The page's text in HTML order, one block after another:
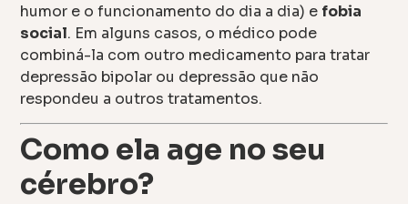
humor e o funcionamento do dia a dia) e fobia
social. Em alguns casos, o médico pode
combiná-la com outro medicamento para tratar
depressão bipolar ou depressão que não
respondeu a outros tratamentos.
Como ela age no seu
cérebro?